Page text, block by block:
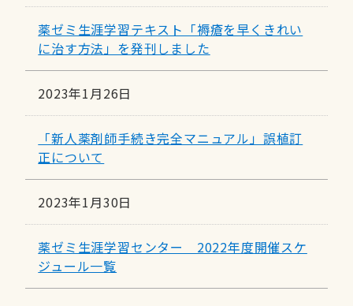
薬ゼミ生涯学習テキスト「褥瘡を早くきれい
に治す方法」を発刊しました
2023年1月26日
「新人薬剤師手続き完全マニュアル」誤植訂
正について
2023年1月30日
薬ゼミ生涯学習センター 2022年度開催スケ
ジュール一覧